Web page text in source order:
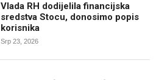
Vlada RH dodijelila financijska
sredstva Stocu, donosimo popis
korisnika
Srp 23, 2026